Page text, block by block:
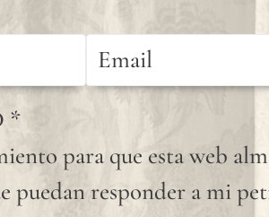
*
para que esta web
puedan responder a mi